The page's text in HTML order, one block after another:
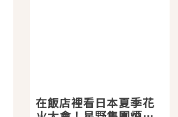
在飯店裡看日本夏季花